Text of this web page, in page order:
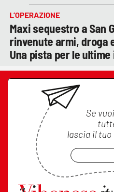
L’OPERAZIONE
Maxi sequestro a San
rinvenute armi, droga
Una pista per le
Se
lascia il